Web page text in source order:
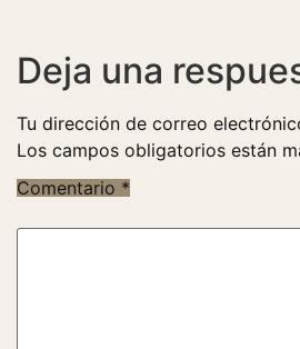
Deja una
Tu dirección de correo
Los campos obligatorios están
Comentario *